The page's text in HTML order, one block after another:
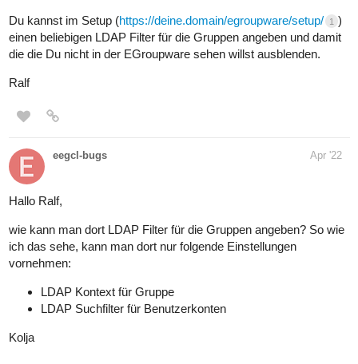
Du kannst im Setup (https://deine.domain/egroupware/setup/ 1 )
einen beliebigen LDAP Filter für die Gruppen angeben und damit
die die Du nicht in der EGroupware sehen willst ausblenden.
Ralf
eegcl-bugs Apr '22
Hallo Ralf,
wie kann man dort LDAP Filter für die Gruppen angeben? So wie
ich das sehe, kann man dort nur folgende Einstellungen
vornehmen:
LDAP Kontext für Gruppe
LDAP Suchfilter für Benutzerkonten
Kolja